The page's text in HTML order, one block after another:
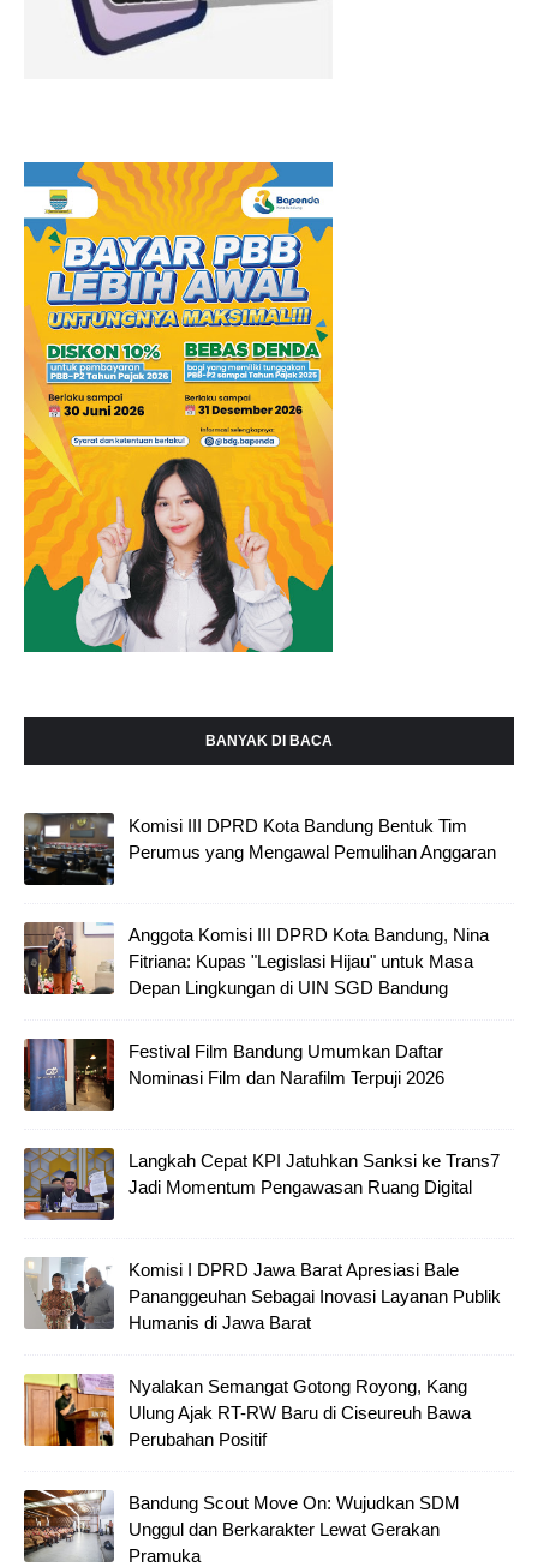
BANYAK DI BACA
Komisi III DPRD Kota Bandung Bentuk Tim
Perumus yang Mengawal Pemulihan Anggaran
Anggota Komisi III DPRD Kota Bandung, Nina
Fitriana: Kupas "Legislasi Hijau" untuk Masa
Depan Lingkungan di UIN SGD Bandung
Festival Film Bandung Umumkan Daftar
Nominasi Film dan Narafilm Terpuji 2026
Langkah Cepat KPI Jatuhkan Sanksi ke Trans7
Jadi Momentum Pengawasan Ruang Digital
Komisi I DPRD Jawa Barat Apresiasi Bale
Pananggeuhan Sebagai Inovasi Layanan Publik
Humanis di Jawa Barat
Nyalakan Semangat Gotong Royong, Kang
Ulung Ajak RT-RW Baru di Ciseureuh Bawa
Perubahan Positif
Bandung Scout Move On: Wujudkan SDM
Unggul dan Berkarakter Lewat Gerakan
Pramuka